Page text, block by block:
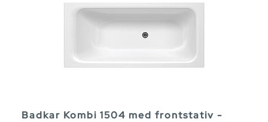
Badkar Kombi 1504 med frontstativ -